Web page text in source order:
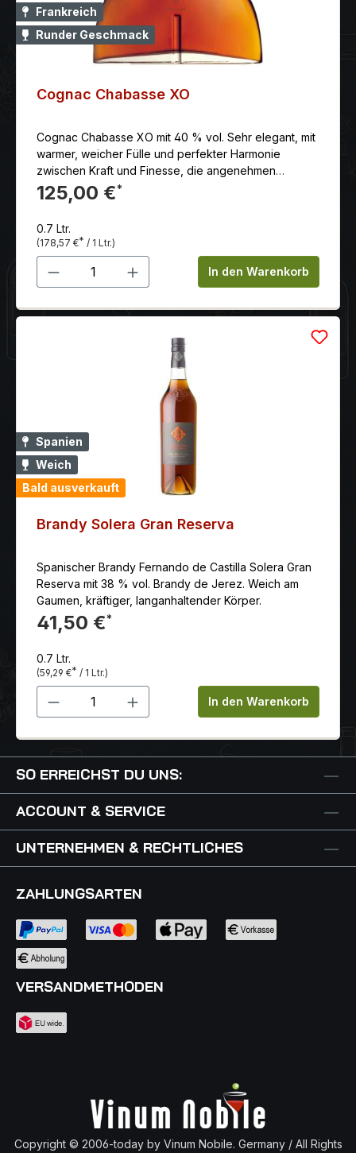
Frankreich
Runder Geschmack
Cognac Chabasse XO
Cognac Chabasse XO mit 40 % vol. Sehr elegant, mit
warmer, weicher Fülle und perfekter Harmonie
zwischen Kraft und Finesse, die angenehmen
Portweinnoten der Nase verschmelzen auf der
Zunge mit den würzigen Noten der Eiche, während
eine erstaunliche Frische und großartige Länge
verleihen.
125,00 €*
0.7 Ltr.
(178,57 €* / 1 Ltr.)
Produkt Anzahl: Gib denIn den Warenkorb
Spanien
Weich
Bald ausverkauft
Brandy Solera Gran Reserva
Spanischer Brandy Fernando de Castilla Solera Gran
Reserva mit 38 % vol. Brandy de Jerez. Weich am
Gaumen, kräftiger, langanhaltender Körper.
41,50 €*
0.7 Ltr.
(59,29 €* / 1 Ltr.)
Produkt Anzahl: Gib denIn den Warenkorb
SO ERREICHST DU UNS:
ACCOUNT & SERVICE
UNTERNEHMEN & RECHTLICHES
ZAHLUNGSARTEN
VERSANDMETHODEN
Copyright © 2006-today by Vinum Nobile. Germany / All Rights